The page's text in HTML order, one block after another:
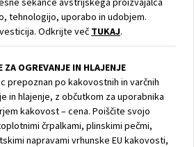
tehnologijo, uporabo in udobjem.
Odkrijte več TUKAJ.
ZA OGREVANJE IN HLAJENJE
prepoznan po kakovostnih in varčnih
in hlajenje, z občutkom za uporabnika
kakovost – cena. Poiščite svojo
črpalkami, plinskimi pečmi,
napravami vrhunske EU kakovosti,